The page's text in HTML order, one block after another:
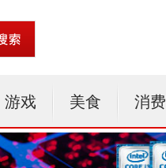
游戏 美食 消费